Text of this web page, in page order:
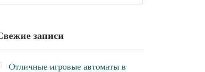
записи
Отличные игровые автоматы в